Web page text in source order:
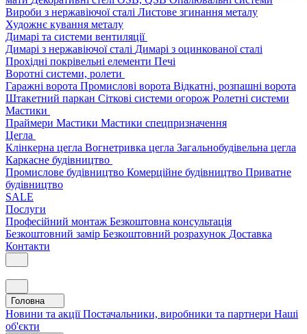
Вироби з нержавіючої сталі Листове згинання металу
Художнє кування металу
Димарі та системи вентиляції
Димарі з нержавіючої сталі Димарі з оцинкованої сталі
Прохідні покрівельні елементи Печі
Воротні системи, ролети
Гаражні ворота Промислові ворота Відкатні, розпашні ворота
Штакетний паркан Сіткові системи огорож Ролетні системи
Мастики
Праймери Мастики Мастики спецпризначення
Цегла
Клінкерна цегла Вогнетривка цегла Загальнобудівельна цегла
Каркасне будівництво
Промислове будівництво Комерційне будівництво Приватне
будівництво
SALE
Послуги
Професійний монтаж Безкоштовна консультація
Безкоштовний замір Безкоштовний розрахунок Доставка
Контакти
Головна
Новини та акціїПостачальники, виробники та партнери Наші
об'єкти